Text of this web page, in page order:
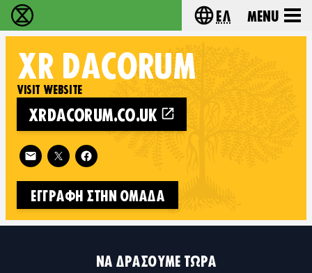
Extinction Rebellion - Home Choose your
Ελ Menu
XR DACORUM
VISIT WEBSITE
XRDACORUM.CO.UK
Follow XR Dacorum on
ΕΓΓΡΑΦΉ ΣΤΗΝ ΟΜΆΔΑ
ΝΑ ΔΡΆΣΟΥΜΕ ΤΏΡΑ